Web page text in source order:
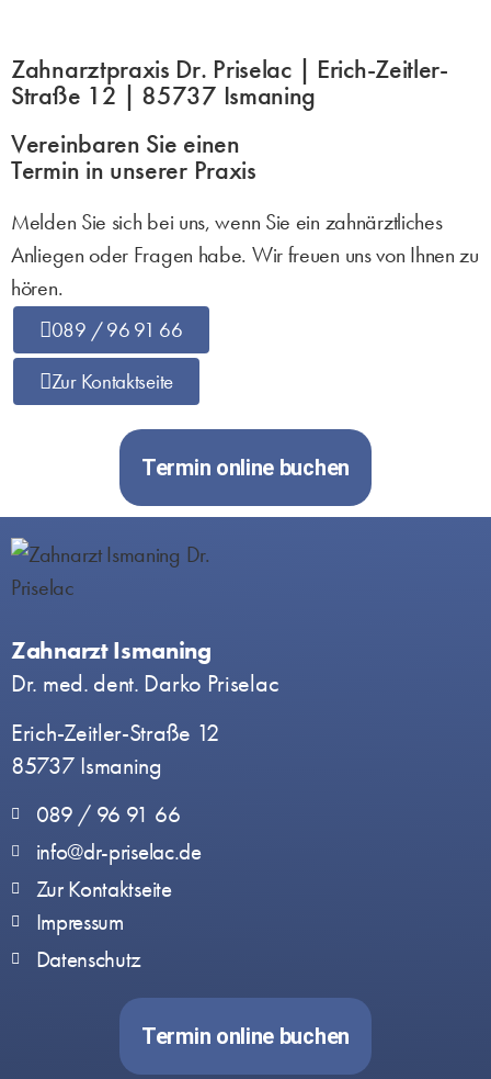
Zahnarztpraxis Dr. Priselac | Erich-Zeitler-
Straße 12 | 85737 Ismaning
Vereinbaren Sie einen
Termin in unserer Praxis
Melden Sie sich bei uns, wenn Sie ein zahnärztliches
Anliegen oder Fragen habe. Wir freuen uns von Ihnen zu
hören.
089 / 96 91 66
Zur Kontaktseite
Termin online buchen
Zahnarzt Ismaning
Dr. med. dent. Darko Priselac
Erich-Zeitler-Straße 12
85737 Ismaning
089 / 96 91 66
info@dr-priselac.de
Zur Kontaktseite
Impressum
Datenschutz
Termin online buchen